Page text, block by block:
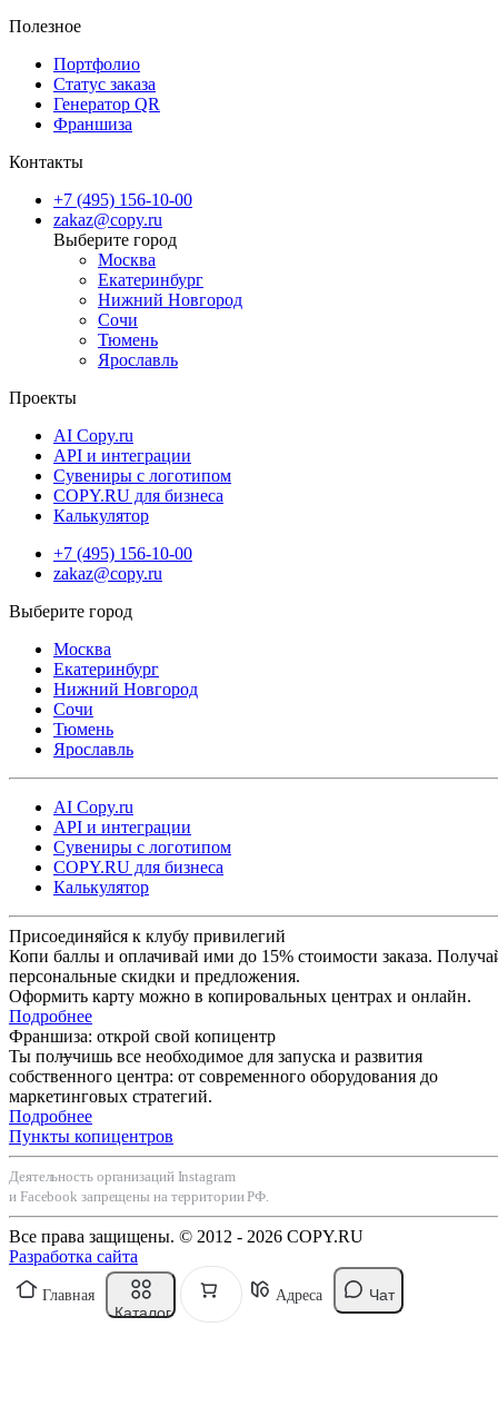
Полезное
Портфолио
Статус заказа
Генератор QR
Франшиза
Контакты
+7 (495) 156-10-00
zakaz@copy.ru
Москва
Екатеринбург
Нижний Новгород
Сочи
Тюмень
Ярославль
Проекты
AI Copy.ru
API и интеграции
Сувениры с логотипом
COPY.RU для бизнеса
Калькулятор
+7 (495) 156-10-00
zakaz@copy.ru
Москва
Екатеринбург
Нижний Новгород
Сочи
Тюмень
Ярославль
AI Copy.ru
API и интеграции
Сувениры с логотипом
COPY.RU для бизнеса
Калькулятор
Присоединяйся к клубу привилегий
Копи баллы и оплачивай ими до 15% стоимости заказа.
персональные скидки и предложения.
Оформить карту можно в копировальных центрах и онлайн.
Подробнее
Франшиза: открой свой копицентр
Ты получишь все необходимое для запуска и развития
собственного центра: от современного оборудования до
маркетинговых стратегий.
Подробнее
Пункты копицентров
Деятельность организаций Instagram
и Facebook запрещены на территории РФ.
Все права защищены. © 2012 - 2026 COPY.RU
Разработка сайта
Главная
Каталог
Адреса Чат